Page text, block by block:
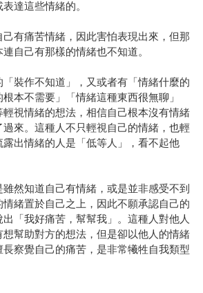
達這些情緒的。
有痛苦情緒，因此害怕表現出來，但那
自己有那樣的情緒也不知道。
裝作不知道」，又或者有「情緒什麼的
本不需要」「情緒這種東西很無聊」
輕視情緒的想法，相信自己根本沒有情緒
來。這種人不只輕視自己的情緒，也輕
出情緒的人是「低等人」，看不起他
然知道自己有情緒，或是並非感受不到
緒置於自己之上，因此不願承認自己的
「我好痛苦，幫幫我」。這種人對他人
幫助對方的想法，但是卻以他人的情緒
察覺自己的痛苦，是非常犧牲自我類型